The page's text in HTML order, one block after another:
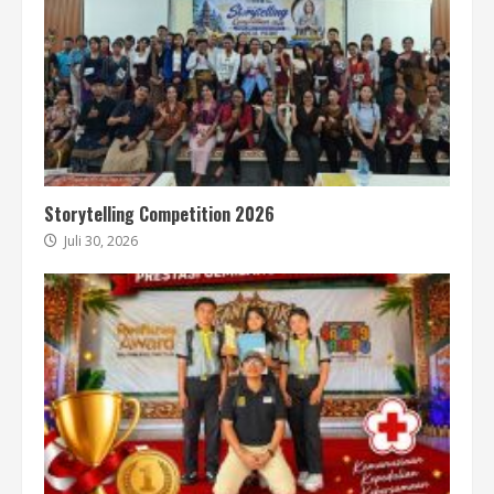
Storytelling Competition 2026
Juli 30, 2026